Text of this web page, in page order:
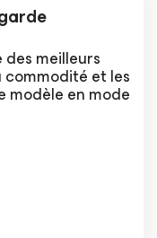
meilleurs
et les
modèle en mode